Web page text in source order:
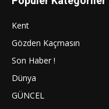
Kent
Gözden Kaçmasın
Son Haber !
Dünya
GÜNCEL